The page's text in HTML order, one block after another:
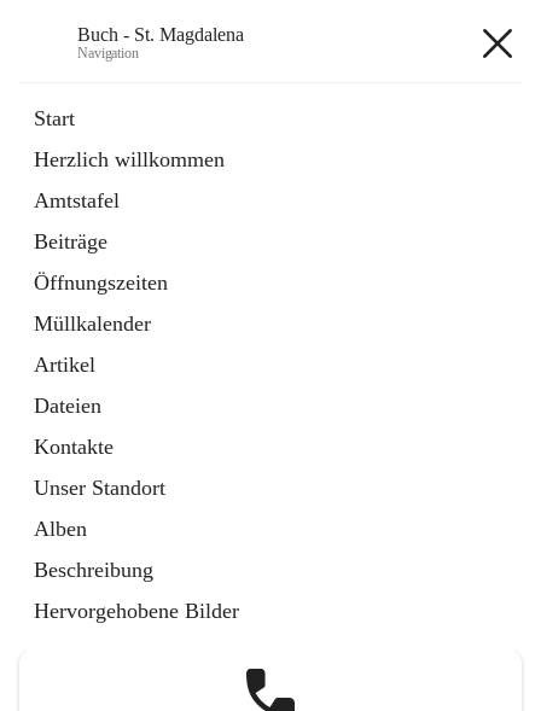
Buch - St. Magdalena
Navigation
Start
Herzlich willkommen
Amtstafel
Beiträge
Öffnungszeiten
Müllkalender
Artikel
Dateien
Kontakte
Unser Standort
Alben
Beschreibung
Hervorgehobene Bilder
11 Schnellzugriffe
Bürgerservice
10 Schnellzugriffe